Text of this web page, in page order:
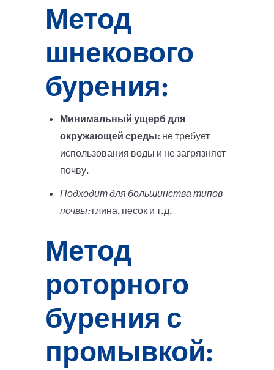
Метод
шнекового
бурения:
Минимальный ущерб для
окружающей среды: не требует
использования воды и не загрязняет
почву.
Подходит для большинства типов
почвы:глина, песок и т.д.
Метод
роторного
бурения с
промывкой: